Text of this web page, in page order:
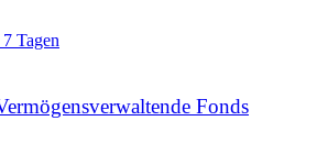
Tagen
Fonds